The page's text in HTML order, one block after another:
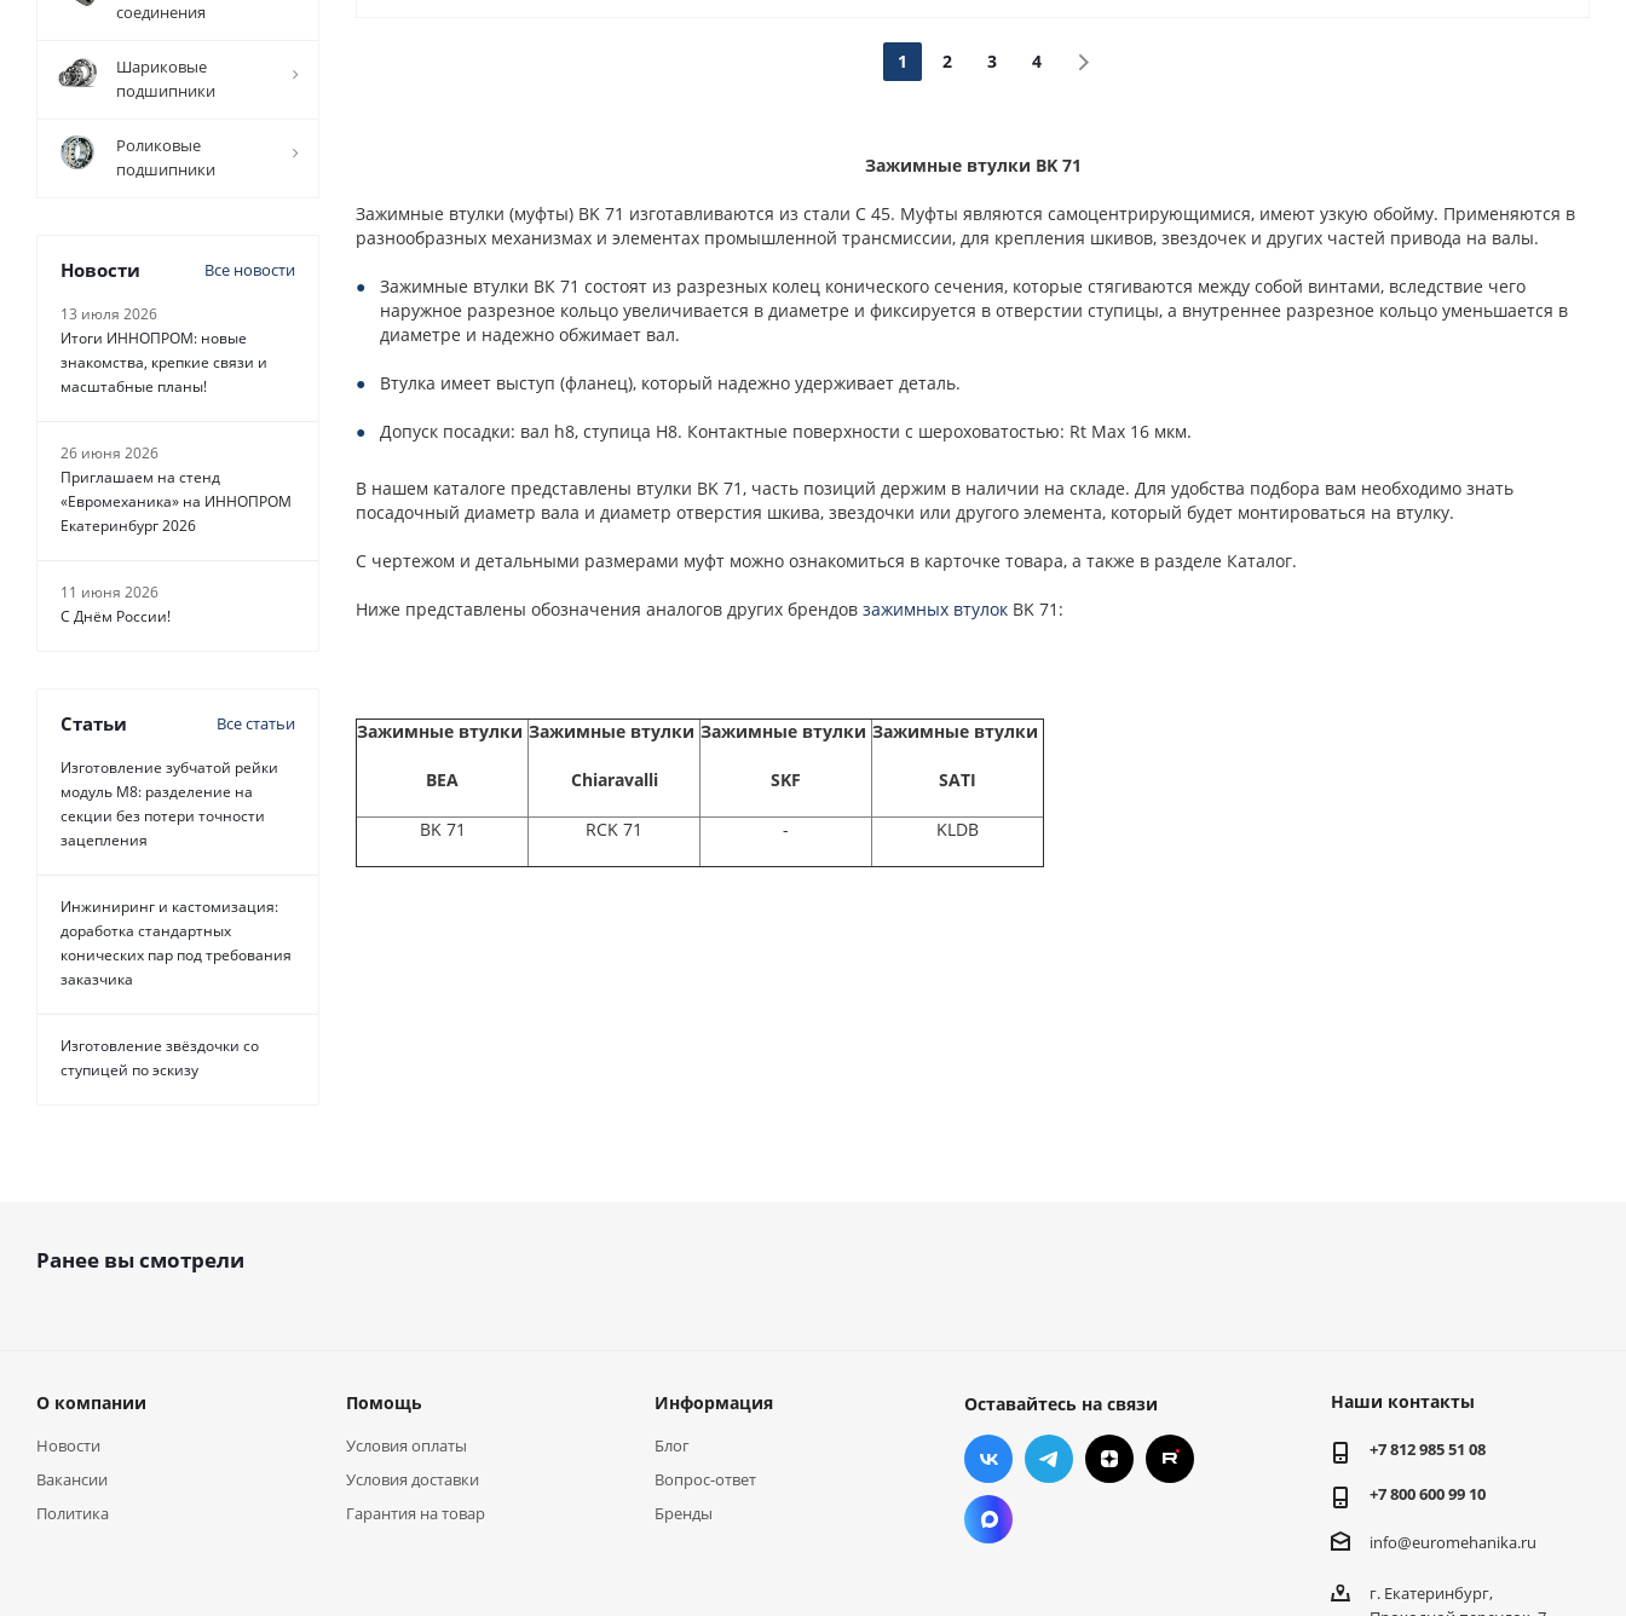
1 2 3 4
Зажимные втулки BK 71
Зажимные втулки (муфты) BK 71 изготавливаются из стали С 45. Муфты являются самоцентрирующимися, имеют узкую обойму. Применяются в
разнообразных механизмах и элементах промышленной трансмиссии, для крепления шкивов, звездочек и других частей привода на валы.
Зажимные втулки ВК 71 состоят из разрезных колец конического сечения, которые стягиваются между собой винтами, вследствие чего
наружное разрезное кольцо увеличивается в диаметре и фиксируется в отверстии ступицы, а внутреннее разрезное кольцо уменьшается в
диаметре и надежно обжимает вал.
Втулка имеет выступ (фланец), который надежно удерживает деталь.
Допуск посадки: вал h8, ступица H8. Контактные поверхности с шероховатостью: Rt Max 16 мкм.
В нашем каталоге представлены втулки BK 71, часть позиций держим в наличии на складе. Для удобства подбора вам необходимо знать
посадочный диаметр вала и диаметр отверстия шкива, звездочки или другого элемента, который будет монтироваться на втулку.
С чертежом и детальными размерами муфт можно ознакомиться в карточке товара, а также в разделе Каталог.
Ниже представлены обозначения аналогов других брендов зажимных втулок BK 71:
Зажимные втулки
BEA
Зажимные втулки
Chiaravalli
Зажимные втулки
SKF
Зажимные втулки
SATI
BK 71 RCK 71 - KLDB
соединения
Шариковые
подшипники
Роликовые
подшипники
Новости Все новости
13 июля 2026
Итоги ИННОПРОМ: новые
знакомства, крепкие связи и
масштабные планы!
26 июня 2026
Приглашаем на стенд
«Евромеханика» на ИННОПРОМ
Екатеринбург 2026
11 июня 2026
С Днём России!
Статьи Все статьи
Изготовление зубчатой рейки
модуль М8: разделение на
секции без потери точности
зацепления
Инжиниринг и кастомизация:
доработка стандартных
конических пар под требования
заказчика
Изготовление звёздочки со
ступицей по эскизу
Ранее вы смотрели
О компании
Новости
Вакансии
Политика
Помощь
Условия оплаты
Условия доставки
Гарантия на товар
Информация
Блог
Вопрос-ответ
Бренды
Оставайтесь на связи Наши контакты
+7 812 985 51 08
+7 800 600 99 10
info@euromehanika.ru
г. Екатеринбург,